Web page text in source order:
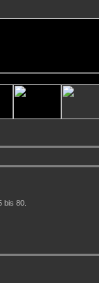
bis 80.